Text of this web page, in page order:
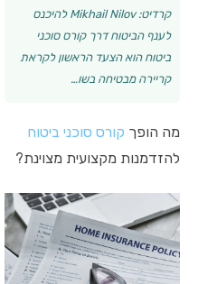
קרדיט: Mikhail Nilov להיכנס
לענף הביטוח דרך קורס סוכני
ביטוח הוא הצעד הראשון לקראת
קריירה מבטיחה בשו…
מה הופך קורס סוכני ביטוח
להזדמנות מקצועית מצוינת?